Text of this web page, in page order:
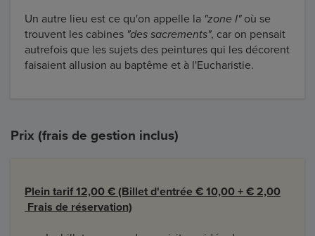
Un autre lieu est ce qu'on appelle la "zone I"où se
trouvent les cabines "des sacrements", car on pensait
autrefois que les sujets des peintures qui les décorent
faisaient allusion au baptême et à l'Eucharistie.
Prix (frais de gestion inclus)
Plein tarif 12,00 € (Billet d'entrée € 10,00 + € 2,00
Frais de réservation)